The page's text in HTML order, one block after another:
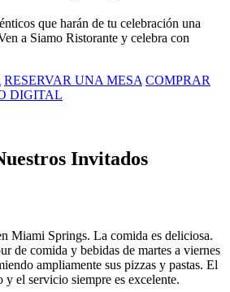
que harán de tu celebración una
a Siamo Ristorante y celebra con
RESERVAR UNA MESA COMPRAR
DIGITAL
Invitados
Miami Springs. La comida es deliciosa.
de comida y bebidas de martes a viernes
ampliamente sus pizzas y pastas. El
y el servicio siempre es excelente.